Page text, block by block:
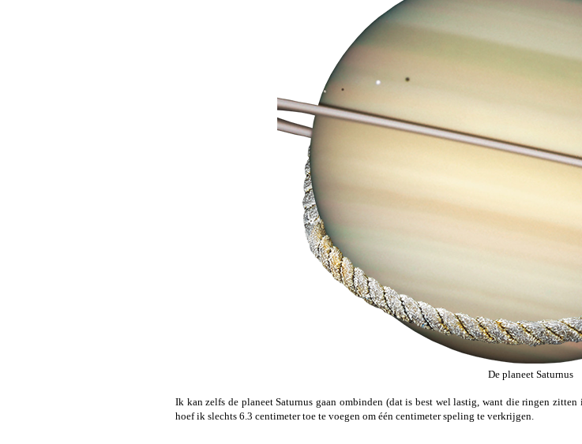
De planeet Saturnus
Ik kan zelfs de planeet Saturnus gaan ombinden (dat is best wel lastig, want die ringen
hoef ik slechts 6.3 centimeter toe te voegen om één centimeter speling te verkrijgen.